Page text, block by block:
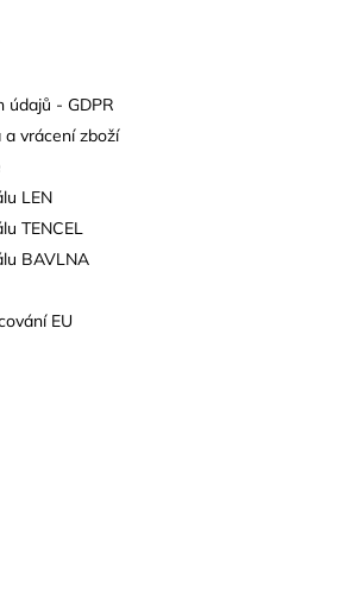
údajů - GDPR
a vrácení zboží
LEN
TENCEL
BAVLNA
EU